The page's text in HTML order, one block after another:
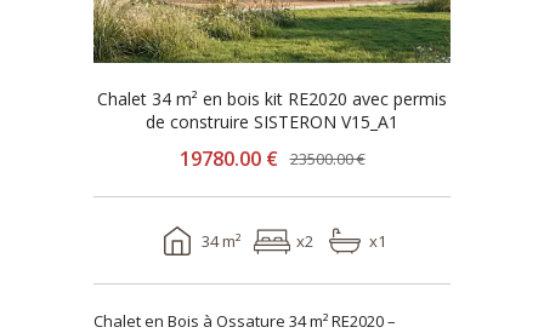
Chalet 34 m² en bois kit RE2020 avec permis
de construire SISTERON V15_A1
19780.00 € 23500.00 €
34 m² x2 x1
Chalet en Bois à Ossature 34 m² RE2020 –